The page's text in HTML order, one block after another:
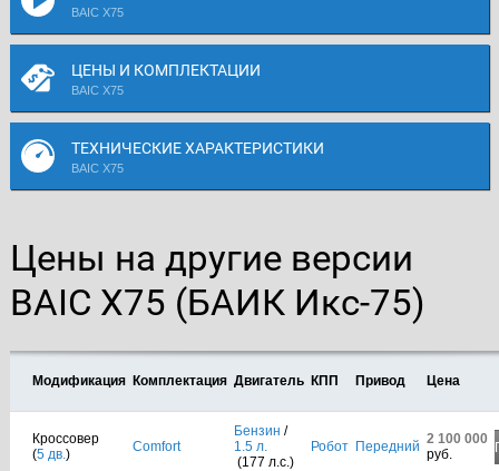
BAIC X75
ЦЕНЫ И КОМПЛЕКТАЦИИ
BAIC X75
ТЕХНИЧЕСКИЕ ХАРАКТЕРИСТИКИ
BAIC X75
Цены на другие версии
BAIC X75 (БАИК Икс-75)
Модификация Комплектация Двигатель КПП Привод Цена
Кроссовер
(5 дв.) Comfort
Бензин /
1.5 л.
(177 л.с.)
Робот Передний 2 100 000
руб.